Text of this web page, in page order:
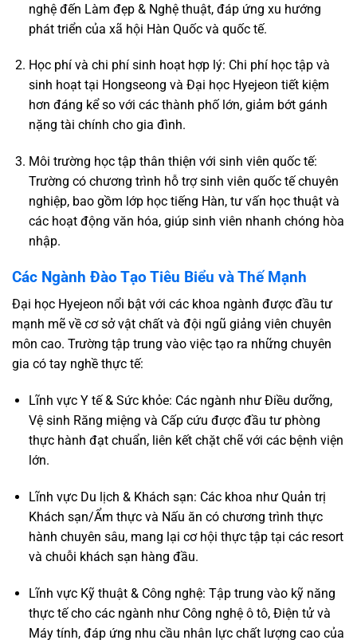
nghệ đến Làm đẹp & Nghệ thuật, đáp ứng xu hướng
phát triển của xã hội Hàn Quốc và quốc tế.
Học phí và chi phí sinh hoạt hợp lý: Chi phí học tập và
sinh hoạt tại Hongseong và Đại học Hyejeon tiết kiệm
hơn đáng kể so với các thành phố lớn, giảm bớt gánh
nặng tài chính cho gia đình.
Môi trường học tập thân thiện với sinh viên quốc tế:
Trường có chương trình hỗ trợ sinh viên quốc tế chuyên
nghiệp, bao gồm lớp học tiếng Hàn, tư vấn học thuật và
các hoạt động văn hóa, giúp sinh viên nhanh chóng hòa
nhập.
Các Ngành Đào Tạo Tiêu Biểu và Thế Mạnh
Đại học Hyejeon nổi bật với các khoa ngành được đầu tư
mạnh mẽ về cơ sở vật chất và đội ngũ giảng viên chuyên
môn cao. Trường tập trung vào việc tạo ra những chuyên
gia có tay nghề thực tế:
Lĩnh vực Y tế & Sức khỏe: Các ngành như Điều dưỡng,
Vệ sinh Răng miệng và Cấp cứu được đầu tư phòng
thực hành đạt chuẩn, liên kết chặt chẽ với các bệnh viện
lớn.
Lĩnh vực Du lịch & Khách sạn: Các khoa như Quản trị
Khách sạn/Ẩm thực và Nấu ăn có chương trình thực
hành chuyên sâu, mang lại cơ hội thực tập tại các resort
và chuỗi khách sạn hàng đầu.
Lĩnh vực Kỹ thuật & Công nghệ: Tập trung vào kỹ năng
thực tế cho các ngành như Công nghệ ô tô, Điện tử và
Máy tính, đáp ứng nhu cầu nhân lực chất lượng cao của